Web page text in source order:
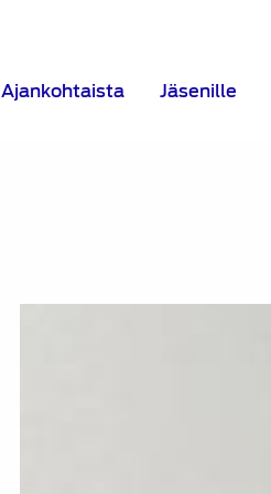
Ajankohtaista Jäsenille